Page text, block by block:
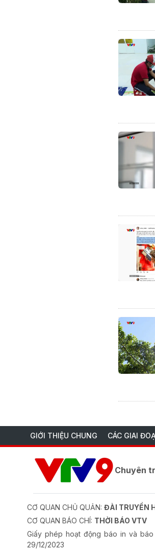
GIỚI THIỆU CHUNG CÁC GIAI
Chuyên
CƠ QUAN CHỦ QUẢN: ĐÀI TRUYỀN
CƠ QUAN BÁO CHÍ: THỜI BÁO VTV
Giấy phép hoạt động báo in và
29/12/2023